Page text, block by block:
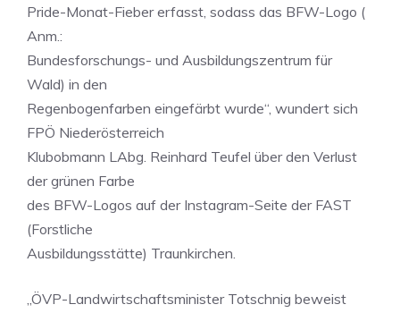
Pride-Monat-Fieber erfasst, sodass das BFW-Logo (
Anm.:
Bundesforschungs- und Ausbildungszentrum für
Wald) in den
Regenbogenfarben eingefärbt wurde“, wundert sich
FPÖ Niederösterreich
Klubobmann LAbg. Reinhard Teufel über den Verlust
der grünen Farbe
des BFW-Logos auf der Instagram-Seite der FAST
(Forstliche
Ausbildungsstätte) Traunkirchen.
„ÖVP-Landwirtschaftsminister Totschnig beweist